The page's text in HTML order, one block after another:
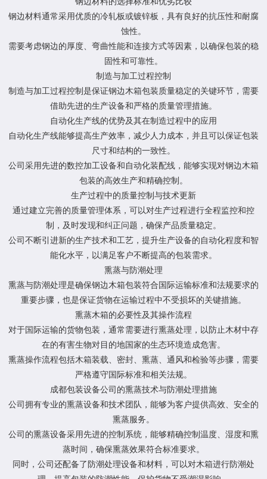
钢边材料通常采用优质的冷轧板或镀锌板，具有良好的抗压性和耐腐
蚀性。
需要考虑钢边的厚度、弯曲性能和连接方式等因素，以确保包装的稳
固性和可靠性。
制造与加工过程控制
制造与加工过程控制是保证钢边木箱包装质量稳定的关键环节，需要
借助先进的生产设备和严格的质量管理措施。
自动化生产线的优势及其在制造过程中的应用
自动化生产线能够提高生产效率，减少人力成本，并且可以保证包装
尺寸和结构的一致性。
公司采用先进的数控加工设备和自动化装配线，能够实现对钢边木箱
包装的高效生产和精确控制。
生产过程中的质量控制与技术更新
通过建立完善的质量管理体系，可以对生产过程进行全程监控和控
制，及时发现和纠正问题，确保产品质量稳定。
公司不断引进新的生产技术和工艺，提升生产设备的自动化程度和智
能化水平，以满足客户不断提高的包装需求。
熏蒸与防潮处理
熏蒸与防潮处理是确保钢边木箱包装符合国际运输标准和法规要求的
重要步骤，也是保证货物在运输过程中不受损坏的关键措施。
熏蒸木箱的必要性及其操作流程
对于国际运输的货物包装，通常需要进行熏蒸处理，以防止木材中存
在的有害生物对目的地国家的生态环境造成危害。
熏蒸操作流程包括木箱装载、密封、熏蒸、通风和检验等步骤，需要
严格遵守国际标准和相关法规。
成都包装设备公司的熏蒸技术与防潮处理措施
公司拥有专业的熏蒸设备和技术团队，能够为客户提供高效、安全的
熏蒸服务。
公司的熏蒸设备采用先进的控制系统，能够精确控制温度、湿度和熏
蒸时间，确保熏蒸效果符合标准要求。
同时，公司还配备了防潮处理设备和材料，可以对木箱进行防潮处